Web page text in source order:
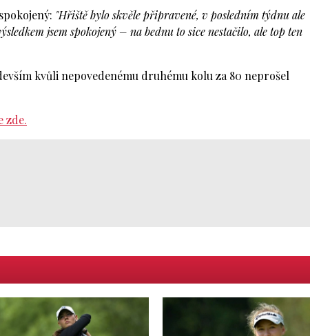
"Hřiště bylo skvěle připravené, v posledním týdnu ale
jsem spokojený – na bednu to sice nestačilo, ale top ten
kvůli nepovedenému druhému kolu za 80 neprošel
zde.